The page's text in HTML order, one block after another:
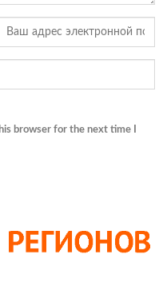
browser for the next time I